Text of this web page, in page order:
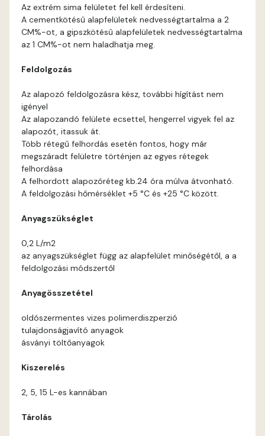
Cognac B
Coral B
Coral C
Corn B
Corn C
Az extrém sima felületet fel kell érdesíteni.
A cementkötésű alapfelületek nedvességtartalma a 2
CM%-ot, a gipszkötésű alapfelületek nedvességtartalma
az 1 CM%-ot nem haladhatja meg.
Feldolgozás
Az alapozó feldolgozásra kész, további hígítást nem
igényel
Az alapozandó felülete ecsettel, hengerrel vigyek fel az
alapozót, itassuk át.
Több rétegű felhordás esetén fontos, hogy már
megszáradt felületre történjen az egyes rétegek
felhordása
A felhordott alapozóréteg kb.24 óra múlva átvonható.
A feldolgozási hőmérséklet +5 °C és +25 °C között.
Anyagszükséglet
0,2 L/m2
az anyagszükséglet függ az alapfelület minőségétől, a a
feldolgozási módszertől
Anyagösszetétel
oldószermentes vizes polimerdiszperzió
tulajdonságjavító anyagok
ásványi töltőanyagok
Kiszerelés
2, 5, 15 L-es kannában
Tárolás